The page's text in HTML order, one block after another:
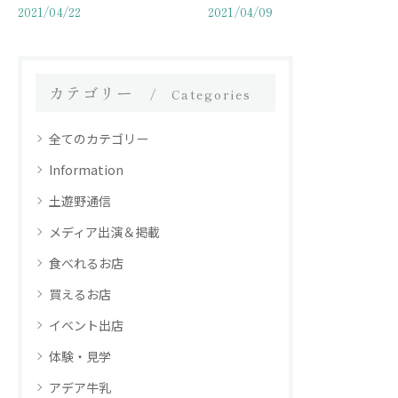
2021/04/22 2021/04/09
カテゴリー Categories
全てのカテゴリー
Information
土遊野通信
メディア出演＆掲載
食べれるお店
買えるお店
イベント出店
体験・見学
アデア牛乳